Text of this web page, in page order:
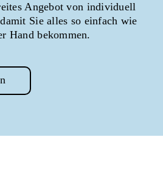
Angebot von individuell
Sie alles so einfach wie
Hand bekommen.